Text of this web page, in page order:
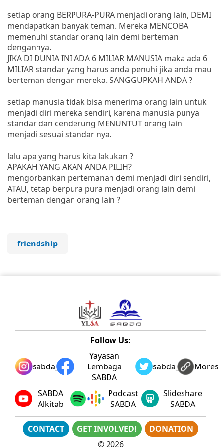
setiap orang BERPURA-PURA menjadi orang lain, DEMI
mendapatkan banyak teman. Mereka MENCOBA
memenuhi standar orang lain demi berteman
dengannya.
JIKA DI DUNIA INI ADA 6 MILIAR MANUSIA maka ada 6
MILIAR standar yang harus anda penuhi jika anda mau
berteman dengan mereka. SANGGUPKAH ANDA ?
setiap manusia tidak bisa menerima orang lain untuk
menjadi diri mereka sendiri, karena manusia punya
standar dan cenderung MENUNTUT orang lain
menjadi sesuai standar nya.
lalu apa yang harus kita lakukan ?
APAKAH YANG AKAN ANDA PILIH?
mengorbankan pertemanan demi menjadi diri sendiri,
ATAU, tetap berpura pura menjadi orang lain demi
berteman dengan orang lain ?
friendship
Follow Us:
sabda_ylsa
Yayasan
Lembaga
SABDA
sabda_ylsaMores
SABDA
Alkitab
Podcast
SABDA
Slideshare
SABDA
CONTACT GET INVOLVED!
DONATION
©2026